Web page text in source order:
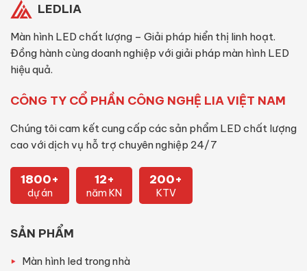
LEDLIA
Màn hình LED chất lượng – Giải pháp hiển thị linh hoạt.
Đồng hành cùng doanh nghiệp với giải pháp màn hình LED
hiệu quả.
CÔNG TY CỔ PHẦN CÔNG NGHỆ LIA VIỆT NAM
Chúng tôi cam kết cung cấp các sản phẩm LED chất lượng
cao với dịch vụ hỗ trợ chuyên nghiệp 24/7
1800+
dự án
12+
năm KN
200+
KTV
SẢN PHẨM
Màn hình led trong nhà